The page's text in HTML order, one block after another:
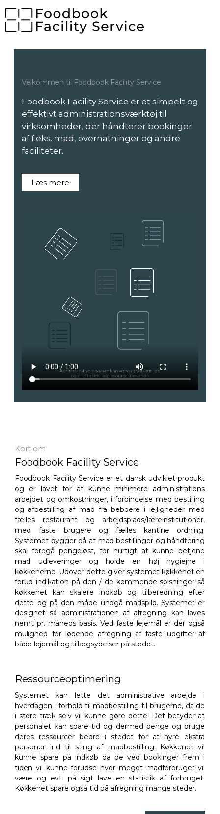
Velkommen til Foodbook Facility Service
Foodbook Facility Service er et simpelt og
effektivt administrationsværktøj til
virksomheder, der håndterer bookinger
af f.eks. mad, overnatninger og andre
faciliteter.
Læs mere
Kort om
Foodbook Facility Service
Foodbook Facility Service er et dansk udviklet produkt
og er lavet for at kunne minimere administrations
arbejdet og omkostninger, i forbindelse med bestilling
og afbestilling af mad fra beboere i lejligheder med
fælles restaurant og arbejdsplads/læreinstitutioner,
med faste brugere og fælles kantine ordning.
Systemet bygger på at mad bestillinger og håndtering
skal foregå pengeløst, for hurtigt at kunne betjene
mad udleveringer og holde en høj hygiejne i
køkkenerne. Udover dette giver systemet køkkenet en
forud indikation på den / de kommende spisninger så
køkkenet kan skalere indkøb og tilberedning efter
dette og på den måde undgå madspild. Systemet er
designet så administrationen af afregning kan laves
nemt pr. måneds basis. Ved faste lejemål er der også
mulighed for løbende afregning af faste udgifter af
både lejemål og tillægsydelser på stedet.
Ressourceoptimering
Systemet kan lette det administrative arbejde i
hverdagen i forhold til madbestilling til brugerne, da de
i store træk selv vil kunne gøre dette. Det betyder at
personalet kan spare tid og dermed penge og bruge
deres ressourcer bedre i stedet for at hyre ekstra
personer ind til sting af madbestilling. Køkkenet vil
kunne spare på indkøb da de ved bookinger frem i
tiden vil kunne forudse hvor meget madforbruget vil
være og evt. på sigt lave en statistik af forbruget.
Køkkenet spare også tid på afregning mange steder.